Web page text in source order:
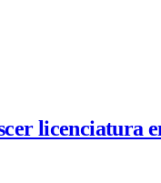
licenciatura